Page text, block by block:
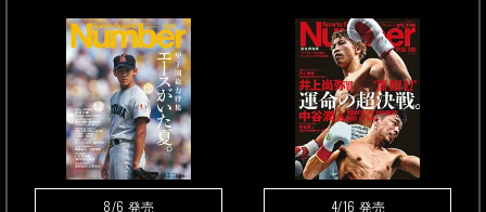
8/6 発売 4/16 発売